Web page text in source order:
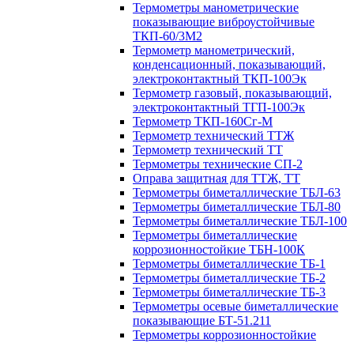
Термометры манометрические
показывающие виброустойчивые
ТКП-60/3М2
Термометр манометрический,
конденсационный, показывающий,
электроконтактный ТКП-100Эк
Термометр газовый, показывающий,
электроконтактный ТГП-100Эк
Термометр ТКП-160Сг-М
Термометр технический ТТЖ
Термометр технический ТТ
Термометры технические СП-2
Оправа защитная для ТТЖ, ТТ
Термометры биметаллические ТБЛ-63
Термометры биметаллические ТБЛ-80
Термометры биметаллические ТБЛ-100
Термометры биметаллические
коррозионностойкие ТБН-100К
Термометры биметаллические ТБ-1
Термометры биметаллические ТБ-2
Термометры биметаллические ТБ-3
Термометры осевые биметаллические
показывающие БТ-51.211
Термометры коррозионностойкие